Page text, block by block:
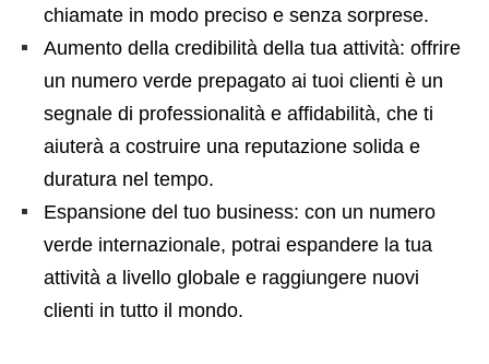
chiamate in modo preciso e senza sorprese.
Aumento della credibilità della tua attività: offrire
un numero verde prepagato ai tuoi clienti è un
segnale di professionalità e affidabilità, che ti
aiuterà a costruire una reputazione solida e
duratura nel tempo.
Espansione del tuo business: con un numero
verde internazionale, potrai espandere la tua
attività a livello globale e raggiungere nuovi
clienti in tutto il mondo.